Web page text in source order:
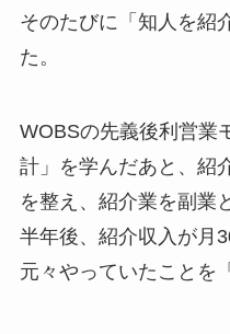
そのたびに「知人を紹
た。
WOBSの先義後利営業
計」を学んだあと、紹
を整え、紹介業を副業
半年後、紹介収入が月
元々やっていたことを